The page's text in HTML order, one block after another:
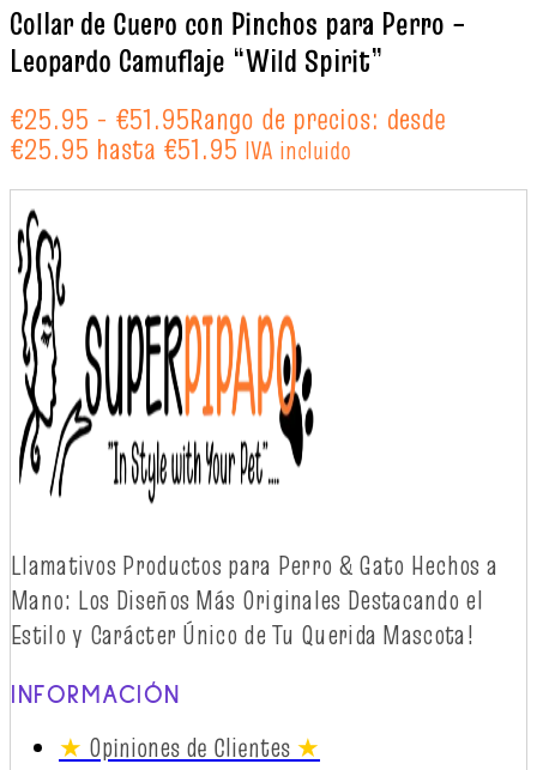
Collar de Cuero con Pinchos para Perro –
Leopardo Camuflaje “Wild Spirit”
€25.95 - €51.95Rango de precios: desde
€25.95 hasta €51.95 IVA incluido
Llamativos Productos para Perro & Gato Hechos a
Mano: Los Diseños Más Originales Destacando el
Estilo y Carácter Único de Tu Querida Mascota!
INFORMACIÓN
★ Opiniones de Clientes ★